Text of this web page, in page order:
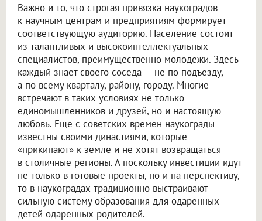
Важно и то, что строгая привязка наукоградов
к научным центрам и предприятиям формирует
соответствующую аудиторию. Население состоит
из талантливых и высокоинтеллектуальных
специалистов, преимущественно молодежи. Здесь
каждый знает своего соседа — не по подъезду,
а по всему кварталу, району, городу. Многие
встречают в таких условиях не только
единомышленников и друзей, но и настоящую
любовь. Еще с советских времен наукограды
известны своими династиями, которые
«прикипают» к земле и не хотят возвращаться
в столичные регионы. А поскольку инвестиции идут
не только в готовые проекты, но и на перспективу,
то в наукоградах традиционно выстраивают
сильную систему образования для одаренных
детей одаренных родителей.